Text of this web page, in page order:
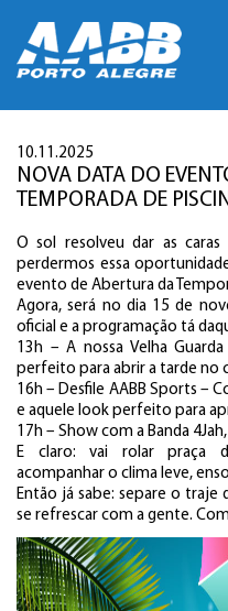
10.11.2025
NOVA DATA DO
TEMPORADA DE
O sol resolveu dar as
perdermos essa
evento de Abertura da
Agora, será no dia 15 de
oficial e a programação tá
13h – A nossa Velha
perfeito para abrir a tarde no
16h – Desfile AABB Sports –
e aquele look perfeito para
17h – Show com a Banda
E claro: vai rolar praça
acompanhar o clima leve,
Então já sabe: separe o traje
se refrescar com a gente.